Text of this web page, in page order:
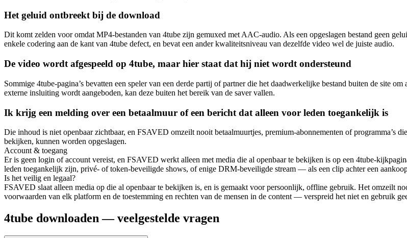
Het geluid ontbreekt bij de download
Dit komt zelden voor omdat MP4-bestanden van 4tube zijn gemuxed met AAC-audio. Als een opgeslagen bestand geen
enkele codering aan de kant van 4tube defect, en bevat een ander kwaliteitsniveau van dezelfde video wel de juiste audio.
De video wordt afgespeeld op 4tube, maar hier staat dat hij niet wordt ondersteund
Sommige 4tube-pagina’s bevatten een speler van een derde partij of partner die het daadwerkelijke bestand buiten de site
externe insluiting wordt aangeboden, kan deze buiten het bereik van de saver vallen.
Ik krijg een melding over een betaalmuur of een bericht dat alleen voor leden toegankelijk is
Die inhoud is niet openbaar zichtbaar, en FSAVED omzeilt nooit betaalmuurtjes, premium-abonnementen of programma’s
bekijken, kunnen worden opgeslagen.
Account & toegang
Er is geen login of account vereist, en FSAVED werkt alleen met media die al openbaar te bekijken is op een 4tube-
leden toegankelijk zijn, privé- of token-beveiligde shows, of enige DRM-beveiligde stream — als een clip achter een
Is het veilig en legaal?
FSAVED slaat alleen media op die al openbaar te bekijken is, en is gemaakt voor persoonlijk, offline gebruik. Het omzeilt
voorwaarden van elk platform en de toestemming en rechten van de mensen in de content — verspreid het niet en gebruik
4tube downloaden — veelgestelde vragen